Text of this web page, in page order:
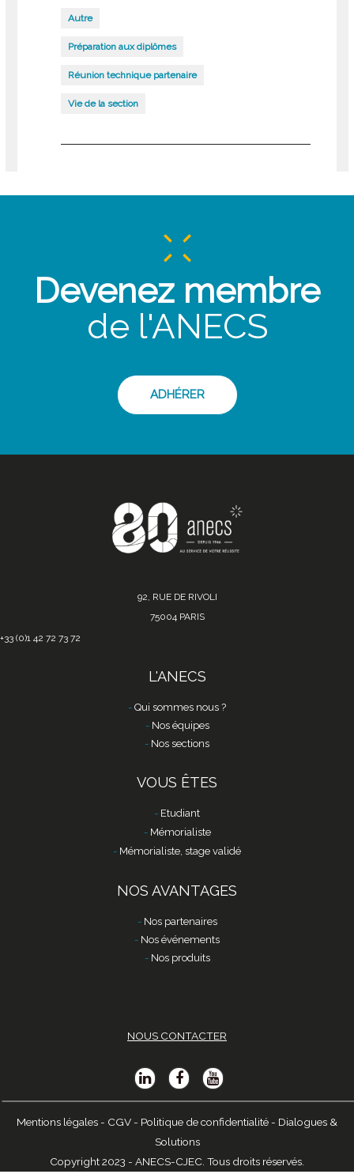
Autre
Préparation aux diplômes
Réunion technique partenaire
Vie de la section
Devenez membre
de l'ANECS
ADHÉRER
92, RUE DE RIVOLI
75004 PARIS
+33 (0)1 42 72 73 72
L'ANECS
Qui sommes nous ?
Nos équipes
Nos sections
VOUS ÊTES
Etudiant
Mémorialiste
Mémorialiste, stage validé
NOS AVANTAGES
Nos partenaires
Nos événements
Nos produits
NOUS CONTACTER
Mentions légales - CGV - Politique de confidentialité - Dialogues &
Solutions
Copyright 2023 - ANECS-CJEC. Tous droits réservés.